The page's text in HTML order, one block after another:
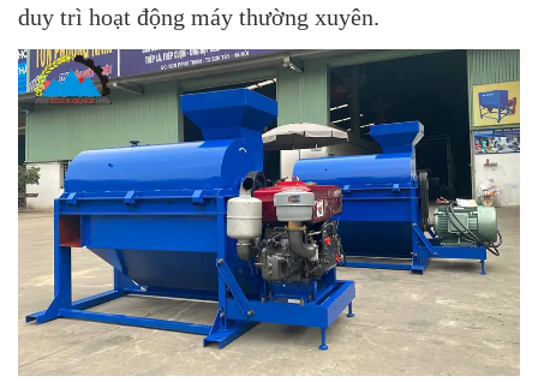
duy trì hoạt động máy thường xuyên.